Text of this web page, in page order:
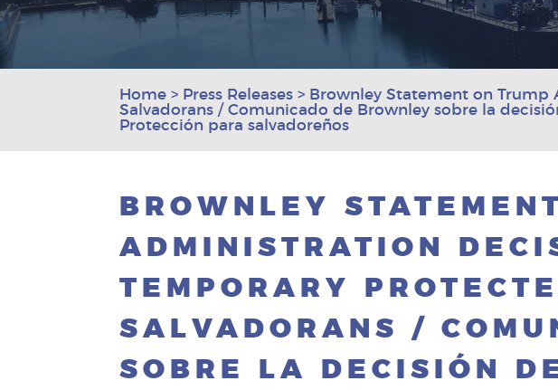
Home > Press Releases > Brownley Statement on
Salvadorans / Comunicado de Brownley sobre la
Protección para salvadoreños
BROWNLEY
ADMINISTRATION
TEMPORARY
SALVADORANS /
SOBRE LA DECISIÓN